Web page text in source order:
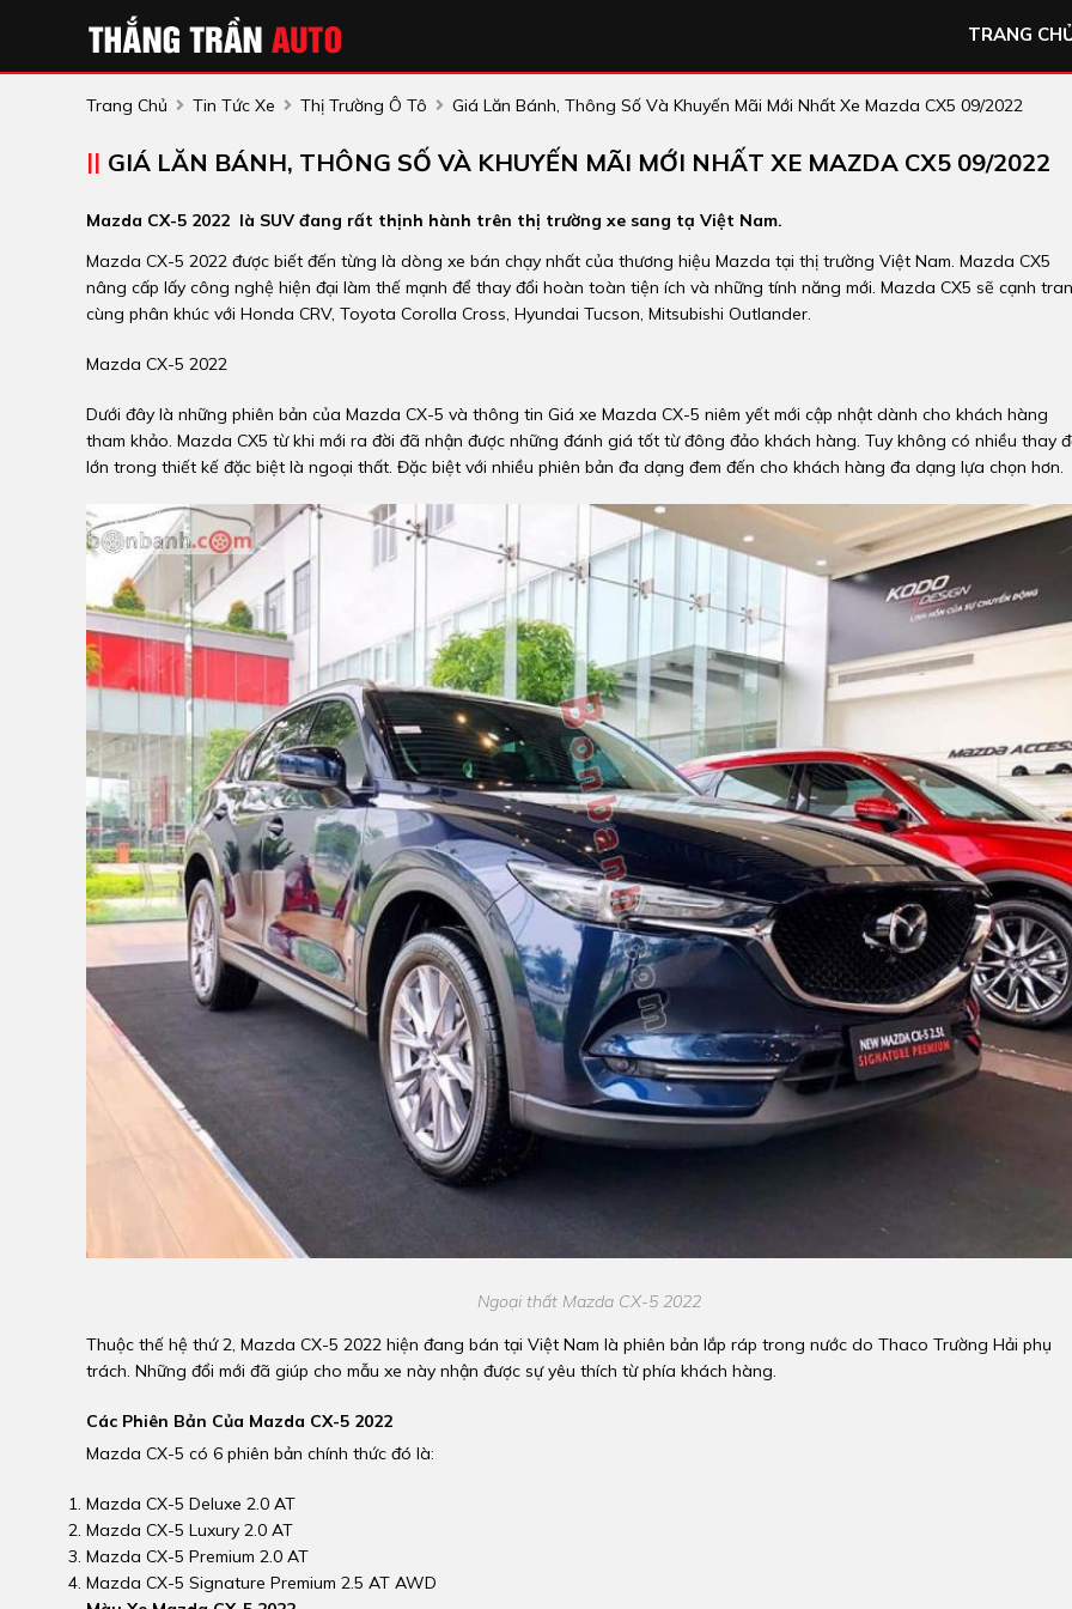
TRANG
Trang Chủ Tin Tức Xe Thị Trường Ô Tô Giá Lăn Bánh, Thông Số Và Khuyến Mãi Mới Nhất Xe Mazda CX5 09/2022
GIÁ LĂN BÁNH, THÔNG SỐ VÀ KHUYẾN MÃI MỚI NHẤT XE MAZDA CX5 09/2022
Mazda CX-5 2022 là SUV đang rất thịnh hành trên thị trường xe sang tạ Việt Nam.
Mazda CX-5 2022 được biết đến từng là dòng xe bán chạy nhất của thương hiệu Mazda tại thị trường Việt Nam. Mazda CX5
nâng cấp lấy công nghệ hiện đại làm thế mạnh để thay đổi hoàn toàn tiện ích và những tính năng mới. Mazda CX5 sẽ cạnh
cùng phân khúc với Honda CRV, Toyota Corolla Cross, Hyundai Tucson, Mitsubishi Outlander.
Mazda CX-5 2022
Dưới đây là những phiên bản của Mazda CX-5 và thông tin Giá xe Mazda CX-5 niêm yết mới cập nhật dành cho khách hàng
tham khảo. Mazda CX5 từ khi mới ra đời đã nhận được những đánh giá tốt từ đông đảo khách hàng. Tuy không có nhiều thay
lớn trong thiết kế đặc biệt là ngoại thất. Đặc biệt với nhiều phiên bản đa dạng đem đến cho khách hàng đa dạng lựa chọn hơn.
Ngoại thất Mazda CX-5 2022
Thuộc thế hệ thứ 2, Mazda CX-5 2022 hiện đang bán tại Việt Nam là phiên bản lắp ráp trong nước do Thaco Trường Hải phụ
trách. Những đổi mới đã giúp cho mẫu xe này nhận được sự yêu thích từ phía khách hàng.
Các Phiên Bản Của Mazda CX-5 2022
Mazda CX-5 có 6 phiên bản chính thức đó là:
Mazda CX-5 Deluxe 2.0 AT
Mazda CX-5 Luxury 2.0 AT
Mazda CX-5 Premium 2.0 AT
Mazda CX-5 Signature Premium 2.5 AT AWD